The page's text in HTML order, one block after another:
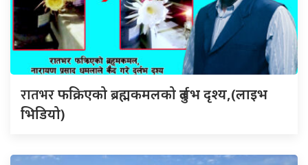
रातभरफक्रिएको ब्रह्मकमलको दुर्लभ दृश्य,(लाइभ
भिडियो)